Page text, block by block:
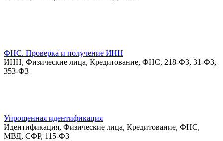
ФНС. Проверка и получение ИНН
ИНН, Физические лица, Кредитование, ФНС, 218-ФЗ, 31-ФЗ,
353-ФЗ
Упрощенная идентификация
Идентификация, Физические лица, Кредитование, ФНС,
МВД, СФР, 115-ФЗ